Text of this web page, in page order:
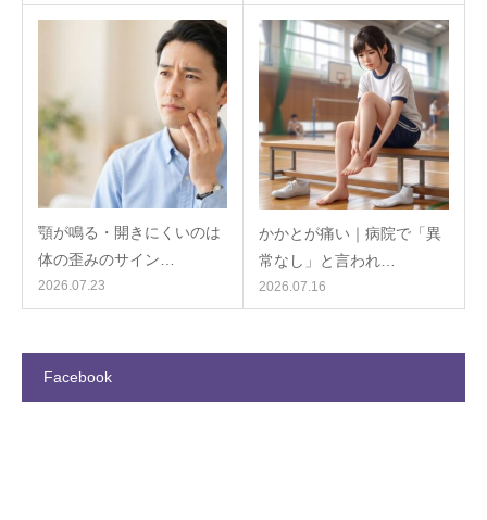
顎が鳴る・開きにくいのは
体の歪みのサイン…
2026.07.23
かかとが痛い｜病院で「異
常なし」と言われ…
2026.07.16
Facebook